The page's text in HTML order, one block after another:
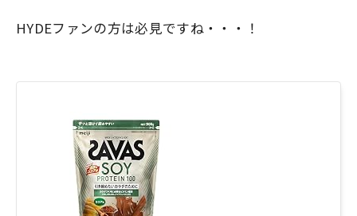
HYDEファンの方は必見ですね・・・！